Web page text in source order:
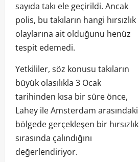
sayıda takı ele geçirildi. Ancak
polis, bu takıların hangi hırsızlık
olaylarına ait olduğunu henüz
tespit edemedi.
Yetkililer, söz konusu takıların
büyük olasılıkla 3 Ocak
tarihinden kısa bir süre önce,
Lahey ile Amsterdam arasındaki
bölgede gerçekleşen bir hırsızlık
sırasında çalındığını
değerlendiriyor.